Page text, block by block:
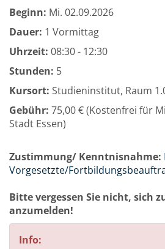
Beginn: Mi. 02.09.2026
Dauer: 1 Vormittag
Uhrzeit: 08:30 - 12:30
Stunden: 5
Kursort: Studieninstitut, Raum
Gebühr: 75,00 € (Kostenfrei für
Stadt Essen)
Zustimmung/ Kenntnisnahme:
Vorgesetzte/
Bitte vergessen Sie nicht, sich
anzumelden!
Info: